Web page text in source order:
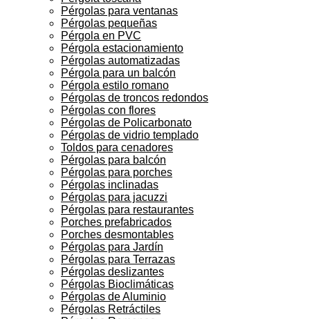
Pérgolas para ventanas
Pérgolas pequeñas
Pérgola en PVC
Pérgola estacionamiento
Pérgolas automatizadas
Pérgola para un balcón
Pérgola estilo romano
Pérgolas de troncos redondos
Pérgolas con flores
Pérgolas de Policarbonato
Pérgolas de vidrio templado
Toldos para cenadores
Pérgolas para balcón
Pérgolas para porches
Pérgolas inclinadas
Pérgolas para jacuzzi
Pérgolas para restaurantes
Porches prefabricados
Porches desmontables
Pérgolas para Jardín
Pérgolas para Terrazas
Pérgolas deslizantes
Pérgolas Bioclimáticas
Pérgolas de Aluminio
Pérgolas Retráctiles